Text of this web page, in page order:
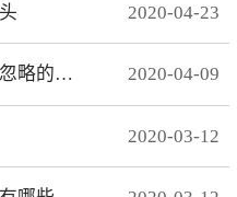
2020-04-23
选购三维旋转清洗喷头时不能忽略的事项有哪些 2020-04-09
2020-03-12